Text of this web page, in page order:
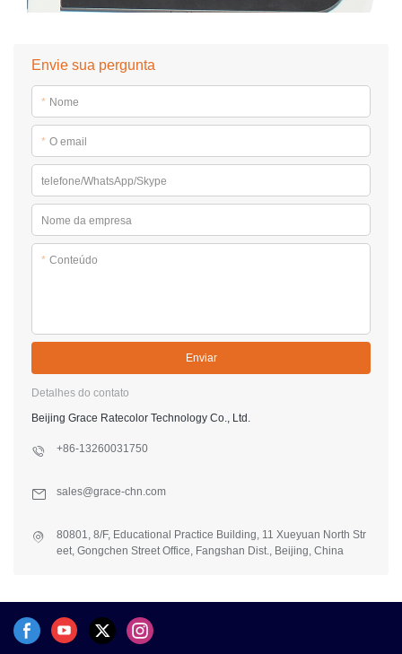
Envie sua pergunta
* Nome
* O email
telefone/WhatsApp/Skype
Nome da empresa
* Conteúdo
Enviar
Detalhes do contato
Beijing Grace Ratecolor Technology Co., Ltd.
+86-13260031750
sales@grace-chn.com
80801, 8/F, Educational Practice Building, 11 Xueyuan North Str
eet, Gongchen Street Office, Fangshan Dist., Beijing, China